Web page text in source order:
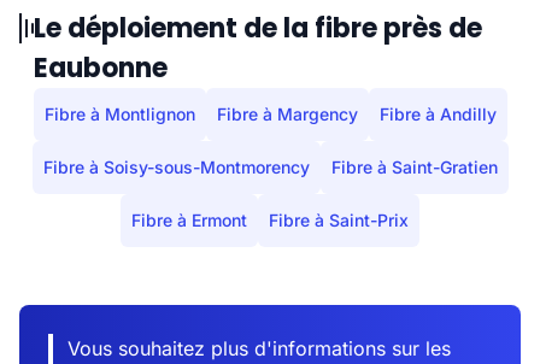
Le déploiement de la fibre près de
Eaubonne
Fibre à Montlignon Fibre à Margency Fibre à Andilly
Fibre à Soisy-sous-Montmorency Fibre à Saint-Gratien
Fibre à Ermont Fibre à Saint-Prix
Vous souhaitez plus d'informations sur les